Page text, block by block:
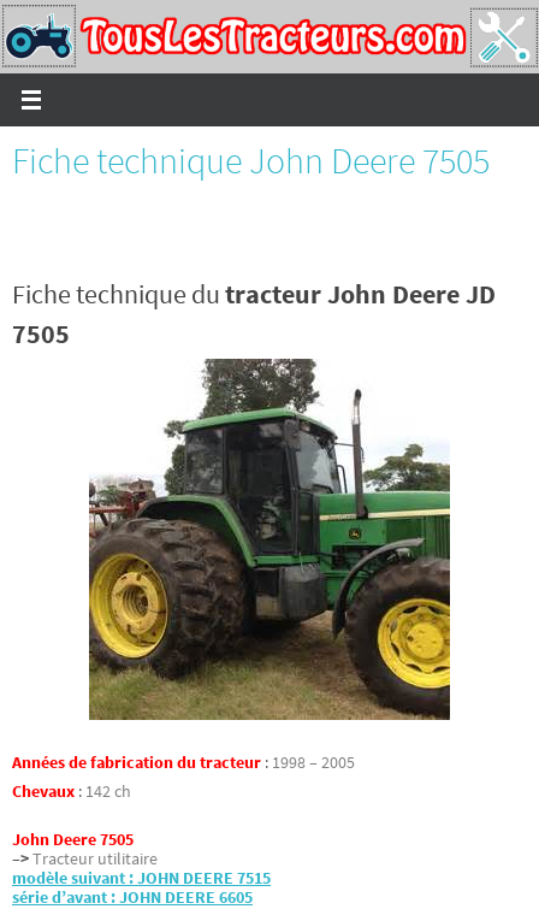
Passer
vers
le
contenu
Fiche technique John Deere 7505
Fiche technique dutracteur John Deere JD
7505
Années de fabrication du tracteur : 1998 – 2005
Chevaux : 142 ch
John Deere 7505
–>Tracteur utilitaire
modèle suivant : JOHN DEERE 7515
série d’avant : JOHN DEERE 6605